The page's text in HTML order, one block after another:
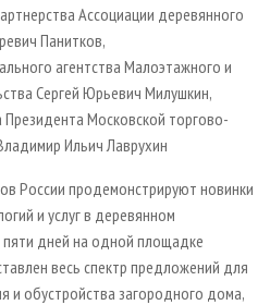
Ассоциации деревянного
Панитков,
агентства Малоэтажного и
Сергей Юрьевич Милушкин,
Московской торгово-
Ильич Лаврухин
России продемонстрируют новинки
и услуг в деревянном
дней на одной площадке
весь спектр предложений для
и обустройства загородного дома,